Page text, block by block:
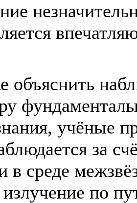
объяснить
учёные
за
в среде
по